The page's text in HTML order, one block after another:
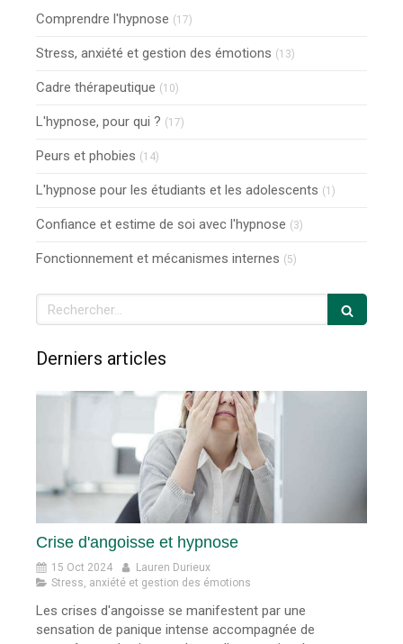
Comprendre l'hypnose (17)
Stress, anxiété et gestion des émotions (13)
Cadre thérapeutique (10)
L'hypnose, pour qui ? (17)
Peurs et phobies (14)
L'hypnose pour les étudiants et les adolescents (1)
Confiance et estime de soi avec l'hypnose (3)
Fonctionnement et mécanismes internes (5)
Rechercher
Derniers articles
Crise d'angoisse et hypnose
15 Oct 2024
Lauren Durieux
Stress, anxiété et gestion des émotions
Les crises d'angoisse se manifestent par une
sensation de panique intense accompagnée de